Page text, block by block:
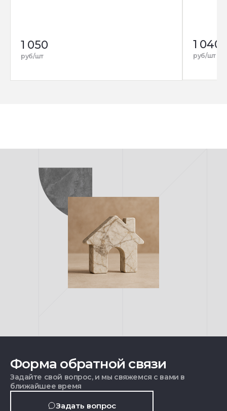
1 050
руб/шт
1 040
руб/шт
Форма обратной связи
Задайте свой вопрос, и мы свяжемся с вами в
ближайшее время
Задать вопрос